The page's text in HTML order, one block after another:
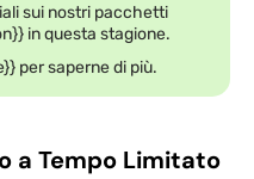
sui nostri pacchetti
in questa stagione.
per saperne di più.
a Tempo Limitato